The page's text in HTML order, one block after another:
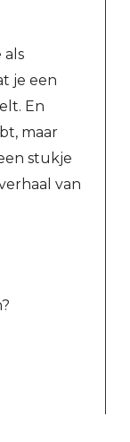
als
je een
En
maar
stukje
van